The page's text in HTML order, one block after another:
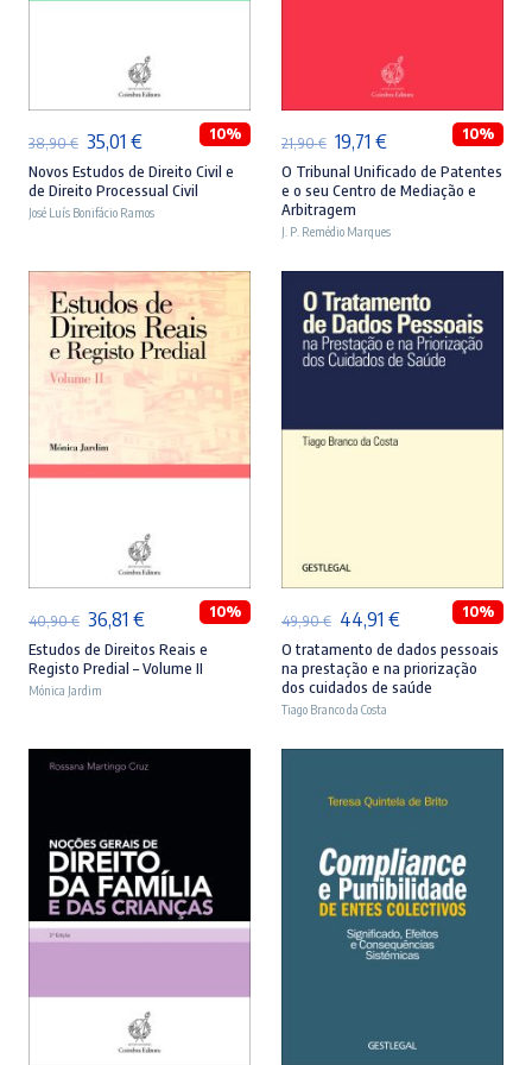
ADICIONAR
38,90€ O
preço
original
38,90 €.
35,01 €O
preço
atual
35,01 €.
10%
Novos Estudos de Direito Civil e
de Direito Processual Civil
José Luís Bonifácio Ramos
ADICIONAR
21,90€ O
preço
original
era:
21,90 €.
19,71 €O
preço
atual
é:
19,71 €.
10%
O Tribunal Unificado de Patentes
e o seu Centro de Mediação e
Arbitragem
J. P. Remédio Marques
ADICIONAR
40,90€ O
preço
original
40,90 €.
36,81 €O
preço
atual
36,81 €.
10%
Estudos de Direitos Reais e
Registo Predial – Volume II
Mónica Jardim
49,90€ O
preço
original
era:
49,90 €.
44,91 €O
preço
atual
44,91 €.
10%
O tratamento de dados pessoais
na prestação e na priorização
dos cuidados de saúde
Tiago Branco da Costa
ADICIONAR